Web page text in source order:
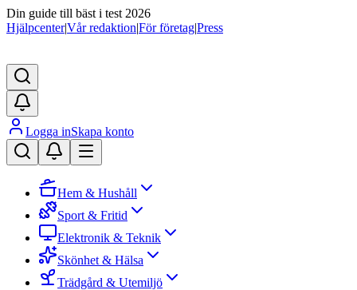
Din guide till bäst i test 2026
Hjälpcenter|Vår redaktion|För företag|Press
Logga inSkapa konto
Hem & Hushåll
Sport & Fritid
Elektronik & Teknik
Skönhet & Hälsa
Trädgård & Utemiljö